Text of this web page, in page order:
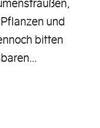
und
bitten